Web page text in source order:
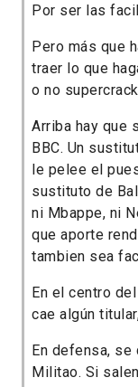
Por ser las
Pero más que
traer lo que
o no
Arriba hay que
BBC. Un
le pelee el
sustituto de
ni Mbappe, ni
que aporte
tambien sea
En el centro
cae algún
En defensa, se
Militao. Si